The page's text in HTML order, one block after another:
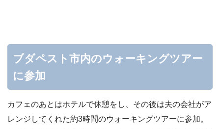
ブダペスト市内のウォーキングツアー
に参加
カフェのあとはホテルで休憩をし、その後は夫の会社がア
レンジしてくれた約3時間のウォーキングツアーに参加。